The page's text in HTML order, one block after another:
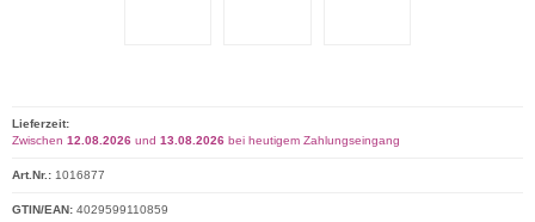
Lieferzeit:
Zwischen 12.08.2026 und 13.08.2026 bei heutigem Zahlungseingang
Art.Nr.: 1016877
GTIN/EAN: 4029599110859